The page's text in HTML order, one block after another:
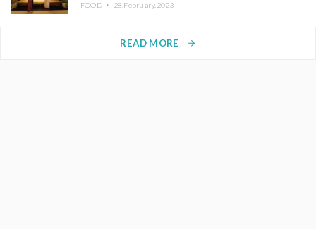
FOOD ・ 28.February.2023
READ MORE arrow_forward